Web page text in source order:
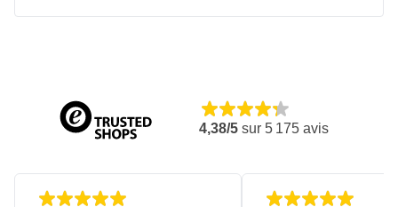
4,38/5 sur 5 175 avis